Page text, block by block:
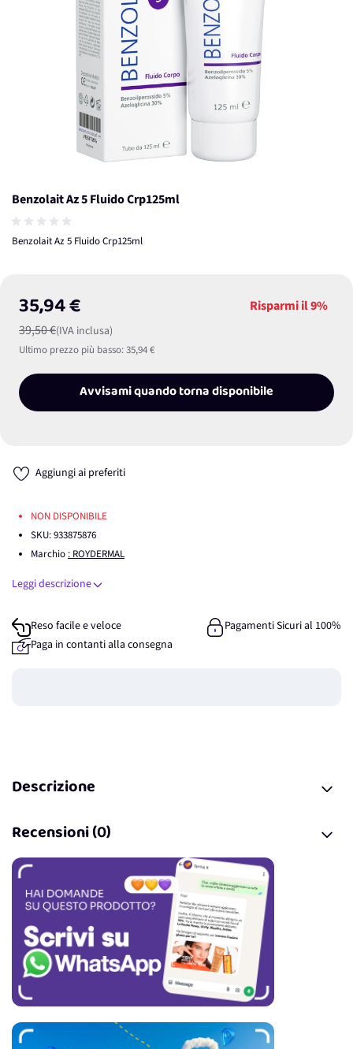
Benzolait Az 5 Fluido Crp125ml
Benzolait Az 5 Fluido Crp125ml
35,94 €
39,50 €(IVA inclusa)
Risparmi il9%
Ultimo prezzo più basso:35,94 €
Avvisami quando torna disponibile
Aggiungi ai preferiti
NON DISPONIBILE
SKU:933875876
Marchio : ROYDERMAL
Leggi descrizione
Reso facile e veloce
Pagamenti Sicuri al 100%
Paga in contanti alla consegna
Descrizione
Recensioni (0)